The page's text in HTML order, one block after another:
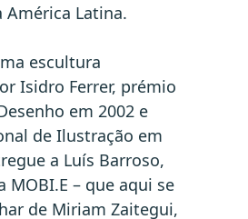
América Latina.
escultura
Isidro Ferrer, prémio
em 2002 e
de Ilustração em
a Luís Barroso,
MOBI.E – que aqui se
de Miriam Zaitegui,